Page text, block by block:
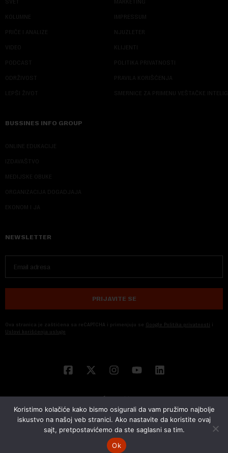
KOLUMNE
PRIČE I ANALIZE
VIDEO
PODCAST
ODRŽIVOST
LEPŠI ŽIVOT
IMPRESSUM
NJUZLETER
KLIJENTI
POLITIKA PRIVATNOSTI
PRAVILA KORIŠĆENJA
SMERNICE ZA PRIMENU VEŠTAČKE
BUSSINES INFO GROUP
ONLINE EDUKACIJE
IZDAVAŠTVO
MEDIJSKE OBUKE
ORGANIZACIJA DOGADJAJA
EKONOM I JA
NEWSLETTER
PRIJAVITE SE
Ova stranica je zaštićena sa reCAPTCHA i primenjuju se Google Politika privatnosti i
Uslovi korišćenja usluge
© 2026 NOVA EKONOMIJA | SVA PRAVA ZADŽANA | DEVELOPED BY
Koristimo kolačiće kako bismo osigurali da vam pružimo najbolje
iskustvo na našoj veb stranici. Ako nastavite da koristite ovaj
sajt, pretpostavićemo da ste saglasni sa tim.
Ok